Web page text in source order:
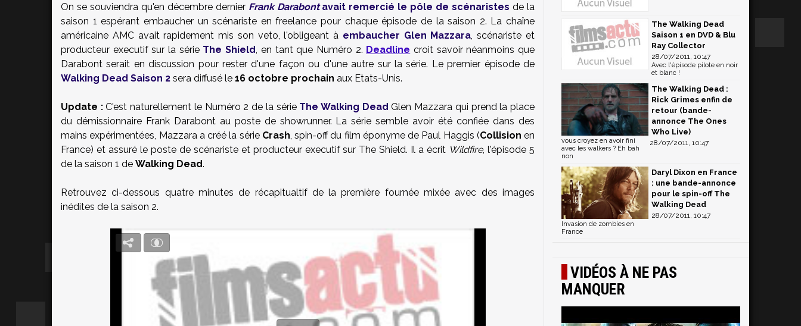
On se souviendra qu'en décembre dernier Frank Darabont avait remercié le pôle de scénaristes de la
saison 1 espérant embaucher un scénariste en freelance pour chaque épisode de la saison 2. La chaîne
américaine AMC avait rapidement mis son veto, l'obligeant à embaucher Glen Mazzara, scénariste et
producteur executif sur la série The Shield, en tant que Numéro 2. Deadline croit savoir néanmoins que
Darabont serait en discussion pour rester d'une façon ou d'une autre sur la série. Le premier épisode de
Walking Dead Saison 2 sera diffusé le 16 octobre prochain aux Etats-Unis.
Update :C'est naturellement le Numéro 2 de la série The Walking Dead Glen Mazzara qui prend la place
du démissionnaire Frank Darabontau poste de showrunner. La série semble avoir été confiée dans des
mains expérimentées, Mazzara a créé la série Crash, spin-off du film éponyme de Paul Haggis (Collision en
France) et assuré le poste de scénariste et producteur executif sur The Shield. Il a écrit Wildfire, l'épisode 5
de la saison 1 de Walking Dead.
Retrouvez ci-dessous quatre minutes de récapitualtif de la première fournée mixée avec des images
inédites de la saison 2.
The Walking Dead
Saison 1 en DVD & Blu
Ray Collector
28/07/2011, 10:47
Avec l'épisode pilote en noir
et blanc !
The Walking Dead :
Rick Grimes enfin de
retour (bande-
annonce The Ones
Who Live)
28/07/2011, 10:47
vous croyez en avoir fini
avec les walkers ? Eh bah
non
Daryl Dixon en France
: une bande-annonce
pour le spin-off The
Walking Dead
28/07/2011, 10:47
Invasion de zombies en
France
VIDÉOS À NE PAS
MANQUER